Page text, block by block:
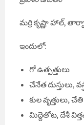
మర్రి కృష్ణా హాల్,
ఇందులో:
గో ఉత్పత్తులు
చేనేత దుస్తులు,
కుల వృత్తులు, చేతి
మిద్దెతోట, దేశీ